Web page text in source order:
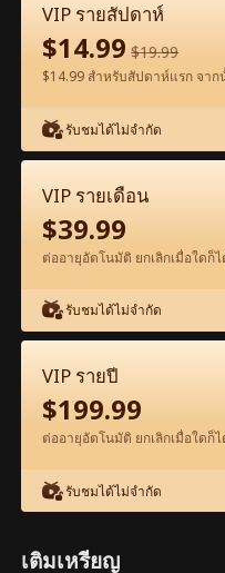
เรื่อง ภาพยนตร์เต็มเ
10 11
VIP รายสัปดาห์
$14.99 $19.99
$14.99 สำหรับสัปดาห์แรก จาก
รับชมได้ไม่จำกัด
VIP รายเดือน
$39.99
ต่ออายุอัตโนมัติ ยกเลิกเมื่อใดก็
รับชมได้ไม่จำกัด
VIP รายปี
$199.99
ต่ออายุอัตโนมัติ ยกเลิกเมื่อใดก็
รับชมได้ไม่จำกัด
เติมเหรียญ